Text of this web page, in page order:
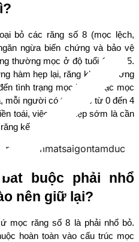
bỏ các răng số 8 (mọc lệch,
ngừa biến chứng và bảo vệ
thường mọc ở độ tuổi 17 – 25.
hàm hẹp lại, răng khôn thường
tình trạng mọc lệch hoặc mọc
mỗi người có thể mọc từ 0 đến 4
toái, việc can thiệp sớm là cần
kế cận.
buộc phải nhổ
nên giữ lại?
mọc răng số 8 là phải nhổ bỏ.
hoàn toàn vào cấu trúc mọc